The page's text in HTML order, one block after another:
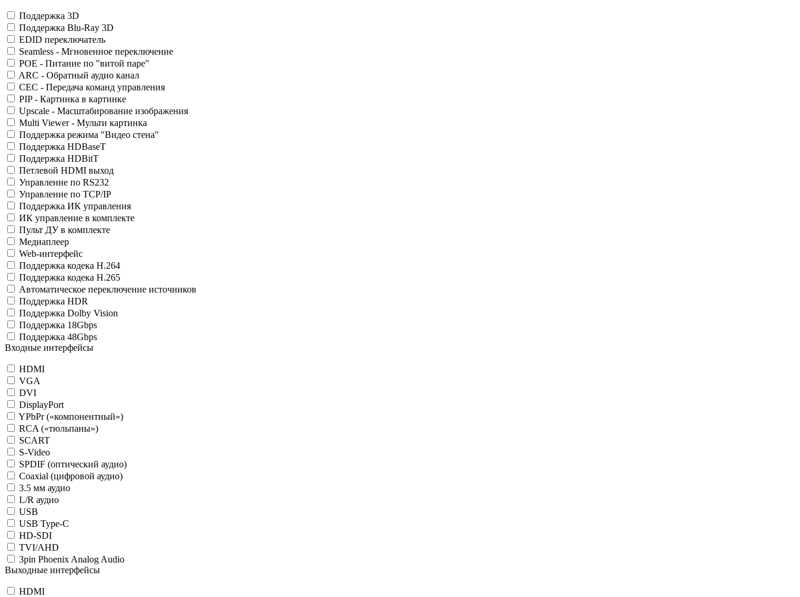
Поддержка 3D
Поддержка Blu-Ray 3D
EDID переключатель
Seamless - Мгновенное переключение
POE - Питание по "витой паре"
ARC - Обратный аудио канал
CEC - Передача команд управления
PIP - Картинка в картинке
Upscale - Масштабирование изображения
Multi Viewer - Мульти картинка
Поддержка режима "Видео стена"
Поддержка HDBaseT
Поддержка HDBitT
Петлевой HDMI выход
Управление по RS232
Управление по TCP/IP
Поддержка ИК управления
ИК управление в комплекте
Пульт ДУ в комплекте
Медиаплеер
Web-интерфейс
Поддержка кодека H.264
Поддержка кодека H.265
Автоматическое переключение источников
Поддержка HDR
Поддержка Dolby Vision
Поддержка 18Gbps
Поддержка 48Gbps
Входные интерфейсы
HDMI
VGA
DVI
DisplayPort
YPbPr («компонентный»)
RCA («тюльпаны»)
SCART
S-Video
SPDIF (оптический аудио)
Coaxial (цифровой аудио)
3.5 мм аудио
L/R аудио
USB
USB Type-C
HD-SDI
TVI/AHD
3pin Phoenix Analog Audio
Выходные интерфейсы
HDMI